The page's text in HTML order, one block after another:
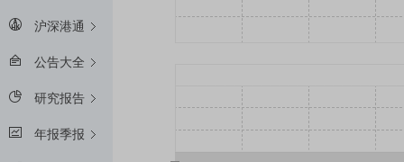
沪深港通
公告大全
研究报告
年报季报